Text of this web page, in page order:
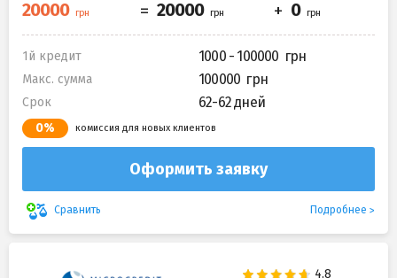
1й кредит 1000 - 100000
Макс. сумма 100000
Срок 62-62 дней
0% комиссия для новых клиентов
Оформить заявку
Сравнить Подробнее